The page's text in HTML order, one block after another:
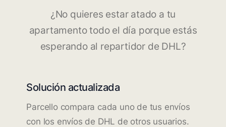
¿No quieres estar atado a tu
apartamento todo el día porque estás
esperando al repartidor de DHL?
Solución actualizada
Parcello compara cada uno de tus envíos
con los envíos de DHL de otros usuarios.